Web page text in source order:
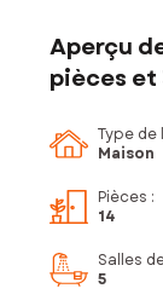
Aperçu
pièces et
Type
Maison
Pièces :
14
Salles
5